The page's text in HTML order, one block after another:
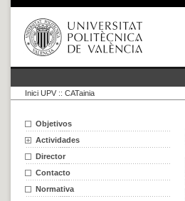
Inici UPV :: CATainia
Objetivos
Actividades
Director
Contacto
Normativa